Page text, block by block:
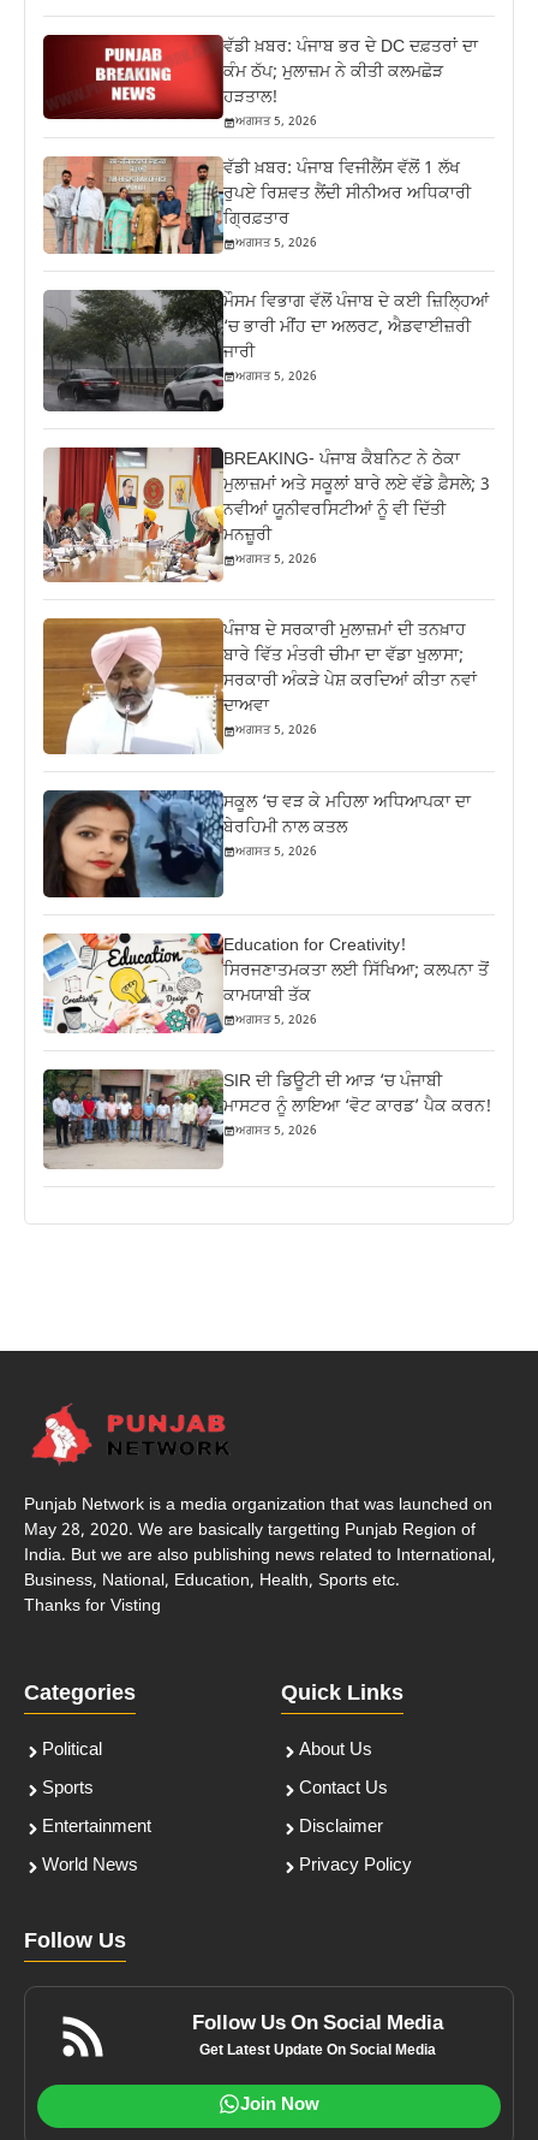
ਵੱਡੀ ਖ਼ਬਰ: ਪੰਜਾਬ ਭਰ ਦੇ DC ਦਫ਼ਤਰਾਂ ਦਾ
ਕੰਮ ਠੱਪ; ਮੁਲਾਜ਼ਮ ਨੇ ਕੀਤੀ ਕਲਮਛੋੜ
ਹੜਤਾਲ!
ਅਗਸਤ 5, 2026
ਵੱਡੀ ਖ਼ਬਰ: ਪੰਜਾਬ ਵਿਜੀਲੈਂਸ ਵੱਲੋਂ 1 ਲੱਖ
ਰੁਪਏ ਰਿਸ਼ਵਤ ਲੈਂਦੀ ਸੀਨੀਅਰ ਅਧਿਕਾਰੀ
ਗ੍ਰਿਫ਼ਤਾਰ
ਅਗਸਤ 5, 2026
ਮੌਸਮ ਵਿਭਾਗ ਵੱਲੋਂ ਪੰਜਾਬ ਦੇ ਕਈ ਜ਼‍ਿਲ੍ਹਿਆਂ
‘ਚ ਭਾਰੀ ਮੀਂਹ ਦਾ ਅਲਰਟ, ਐਡਵਾਈਜ਼ਰੀ
ਜਾਰੀ
ਅਗਸਤ 5, 2026
BREAKING- ਪੰਜਾਬ ਕੈਬਨਿਟ ਨੇ ਠੇਕਾ
ਮੁਲਾਜ਼ਮਾਂ ਅਤੇ ਸਕੂਲਾਂ ਬਾਰੇ ਲਏ ਵੱਡੇ ਫ਼ੈਸਲੇ; 3
ਨਵੀਆਂ ਯੂਨੀਵਰਸਿਟੀਆਂ ਨੂੰ ਵੀ ਦਿੱਤੀ
ਮਨਜ਼ੂਰੀ
ਅਗਸਤ 5, 2026
ਪੰਜਾਬ ਦੇ ਸਰਕਾਰੀ ਮੁਲਾਜ਼ਮਾਂ ਦੀ ਤਨਖ਼ਾਹ
ਬਾਰੇ ਵਿੱਤ ਮੰਤਰੀ ਚੀਮਾ ਦਾ ਵੱਡਾ ਖੁਲਾਸਾ;
ਸਰਕਾਰੀ ਅੰਕੜੇ ਪੇਸ਼ ਕਰਦਿਆਂ ਕੀਤਾ ਨਵਾਂ
ਦਾਅਵਾ
ਅਗਸਤ 5, 2026
ਸਕੂਲ ‘ਚ ਵੜ ਕੇ ਮਹਿਲਾ ਅਧਿਆਪਕਾ ਦਾ
ਬੇਰਹਿਮੀ ਨਾਲ ਕਤਲ
ਅਗਸਤ 5, 2026
Education for Creativity!
ਸਿਰਜਣਾਤਮਕਤਾ ਲਈ ਸਿੱਖਿਆ; ਕਲਪਨਾ ਤੋਂ
ਕਾਮਯਾਬੀ ਤੱਕ
ਅਗਸਤ 5, 2026
SIR ਦੀ ਡਿਊਟੀ ਦੀ ਆੜ ‘ਚ ਪੰਜਾਬੀ
ਮਾਸਟਰ ਨੂੰ ਲਾਇਆ ‘ਵੋਟ ਕਾਰਡ’ ਪੈਕ ਕਰਨ!
ਅਗਸਤ 5, 2026
Punjab Network is a media organization that was launched on
May 28, 2020. We are basically targetting Punjab Region of
India. But we are also publishing news related to International,
Business, National, Education, Health, Sports etc.
Thanks for Visting
Categories
Political
Sports
Entertainment
World News
Quick Links
About Us
Contact Us
Disclaimer
Privacy Policy
Follow Us
Follow Us On Social Media
Get Latest Update On Social Media
Join Now